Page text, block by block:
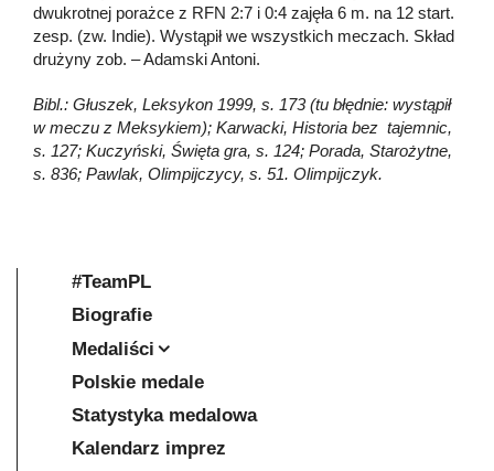
dwukrotnej porażce z RFN 2:7 i 0:4 zajęła 6 m. na 12 start.
zesp. (zw. Indie). Wystąpił we wszystkich meczach. Skład
drużyny zob. – Adamski Antoni.
Bibl.: Głuszek, Leksykon 1999, s. 173 (tu błędnie: wystąpił
w meczu z Meksykiem); Karwacki, Historia bez tajemnic,
s. 127; Kuczyński, Święta gra, s. 124; Porada, Starożytne,
s. 836; Pawlak, Olimpijczycy, s. 51. Olimpijczyk.
#TeamPL
Biografie
Medaliści
Polskie medale
Statystyka medalowa
Kalendarz imprez